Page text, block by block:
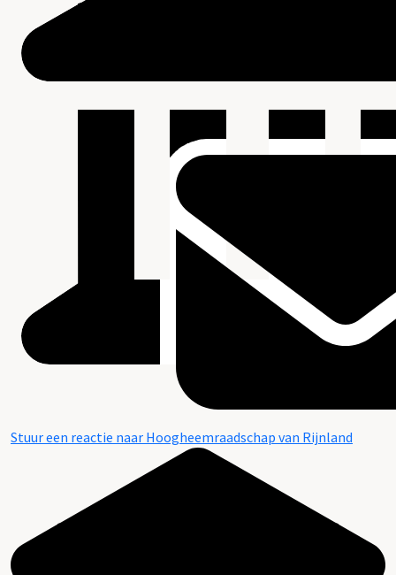
Stuur een reactie naar Hoogheemraadschap van Rijnland